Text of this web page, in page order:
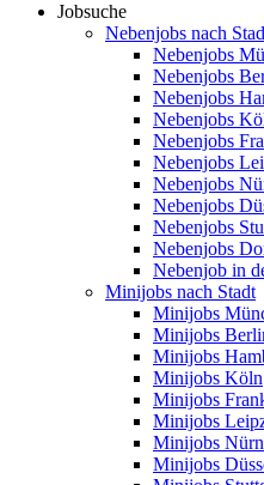
Jobsuche
Nebenjobs nach
Nebenjobs
Nebenjobs
Nebenjobs
Nebenjobs
Nebenjobs
Nebenjobs
Nebenjobs
Nebenjobs
Nebenjobs
Nebenjobs
Nebenjob in
Minijobs nach Stadt
Minijobs
Minijobs
Minijobs
Minijobs Köln
Minijobs
Minijobs
Minijobs
Minijobs